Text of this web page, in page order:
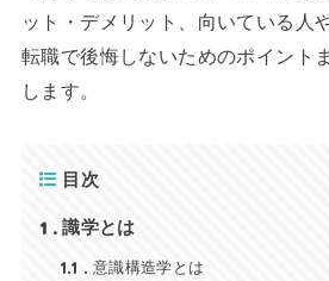
ット・デメリット、向いている人
転職で後悔しないためのポイント
します。
目次
1 識学とは
1.1 意識構造学とは